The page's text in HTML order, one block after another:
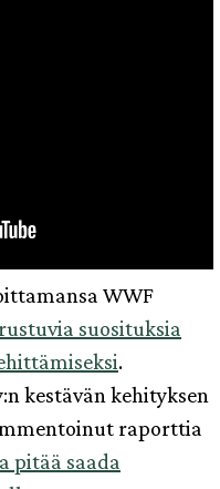
WWF
suosituksia
.
kestävän kehityksen
raporttia
pitää saada